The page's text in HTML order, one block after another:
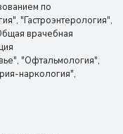
по
"Гастроэнтерология",
врачебная
"Офтальмология",
наркология",